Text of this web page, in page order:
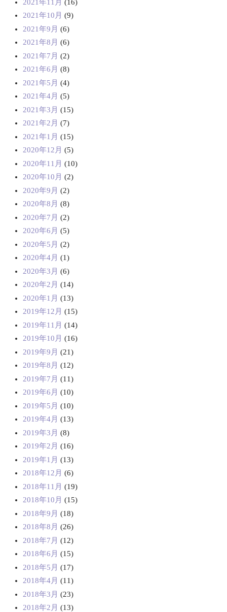
2021年11月 (16)
2021年10月 (9)
2021年9月 (6)
2021年8月 (6)
2021年7月 (2)
2021年6月 (8)
2021年5月 (4)
2021年4月 (5)
2021年3月 (15)
2021年2月 (7)
2021年1月 (15)
2020年12月 (5)
2020年11月 (10)
2020年10月 (2)
2020年9月 (2)
2020年8月 (8)
2020年7月 (2)
2020年6月 (5)
2020年5月 (2)
2020年4月 (1)
2020年3月 (6)
2020年2月 (14)
2020年1月 (13)
2019年12月 (15)
2019年11月 (14)
2019年10月 (16)
2019年9月 (21)
2019年8月 (12)
2019年7月 (11)
2019年6月 (10)
2019年5月 (10)
2019年4月 (13)
2019年3月 (8)
2019年2月 (16)
2019年1月 (13)
2018年12月 (6)
2018年11月 (19)
2018年10月 (15)
2018年9月 (18)
2018年8月 (26)
2018年7月 (12)
2018年6月 (15)
2018年5月 (17)
2018年4月 (11)
2018年3月 (23)
2018年2月 (13)